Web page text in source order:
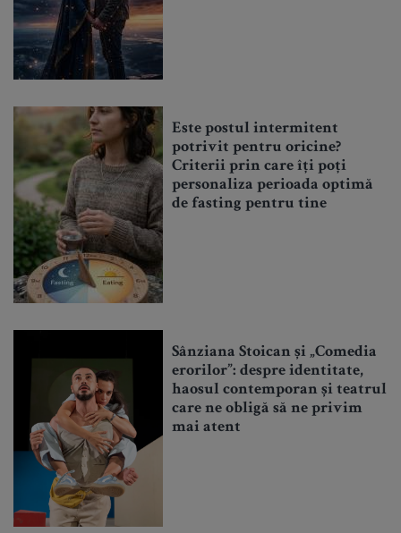
Este postul intermitent
potrivit pentru oricine?
Criterii prin care îți poți
personaliza perioada optimă
de fasting pentru tine
Sânziana Stoican și „Comedia
erorilor”: despre identitate,
haosul contemporan și teatrul
care ne obligă să ne privim
mai atent